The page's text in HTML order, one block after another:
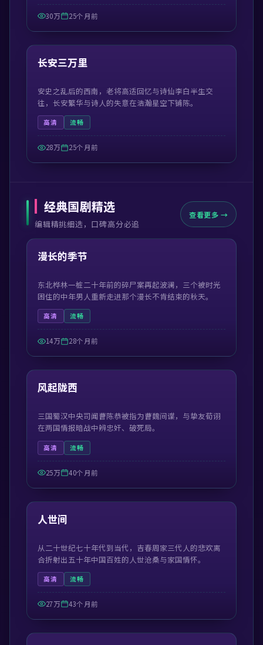
30万 25个月前
最新
55:29
长安三万里
安史之乱后的西南，老将高适回忆与诗仙李白半生交
往，长安繁华与诗人的失意在浩瀚星空下铺陈。
高清 流畅
28万 25个月前
经典国剧精选
编辑精挑细选，口碑高分必追
查看更多 →
精选
漫长的季节
东北桦林一桩二十年前的碎尸案再起波澜，三个被时光
困住的中年男人重新走进那个漫长不肯结束的秋天。
高清 流畅
14万 28个月前
精选
49:38
风起陇西
三国蜀汉中央司闻曹陈恭被指为曹魏间谍，与挚友荀诩
在两国情报暗战中辨忠奸、破死局。
高清 流畅
25万 40个月前
精选
41:50
人世间
从二十世纪七十年代到当代，吉春周家三代人的悲欢离
合折射出五十年中国百姓的人世沧桑与家国情怀。
高清 流畅
27万 43个月前
55:13